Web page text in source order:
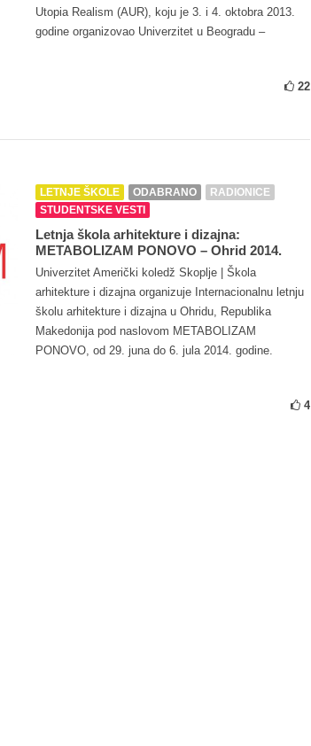
Utopia Realism (AUR), koju je 3. i 4. oktobra 2013.
godine organizovao Univerzitet u Beogradu –
22
LETNJE ŠKOLE ODABRANO
RADIONICE
STUDENTSKE VESTI
Letnja škola arhitekture i dizajna:
METABOLIZAM PONOVO – Ohrid 2014.
Univerzitet Američki koledž Skoplje | Škola
arhitekture i dizajna organizuje Internacionalnu letnju
školu arhitekture i dizajna u Ohridu, Republika
Makedonija pod naslovom METABOLIZAM
PONOVO, od 29. juna do 6. jula 2014. godine.
4